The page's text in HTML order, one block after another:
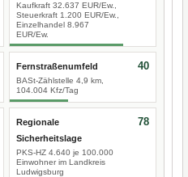
Kaufkraft 32.637 EUR/Ew.,
Steuerkraft 1.200 EUR/Ew.,
Einzelhandel 8.967
EUR/Ew.
Fernstraßenumfeld
BASt-Zählstelle 4,9 km,
104.004 Kfz/Tag
40
Regionale
Sicherheitslage
PKS-HZ 4.640 je 100.000
Einwohner im Landkreis
Ludwigsburg
78